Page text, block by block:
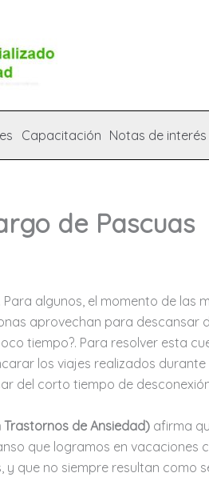
Capacitación Notas de interés
de Pascuas
algunos, el momento de las
aprovechan para descansar
tiempo?. Para resolver esta
los viajes realizados
del corto tiempo de
Trastornos de Ansiedad) afirma
que logramos en vacaciones
y que no siempre resultan como